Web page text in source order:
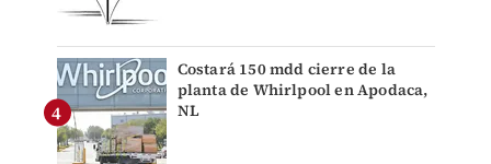
Costará 150 mdd cierre de la
planta de Whirlpool en Apodaca,
NL